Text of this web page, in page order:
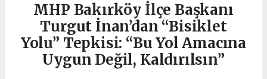
MHP Bakırköy İlçe Başkanı
Turgut İnan’dan “Bisiklet
Yolu” Tepkisi: “Bu Yol Amacına
Uygun Değil, Kaldırılsın”